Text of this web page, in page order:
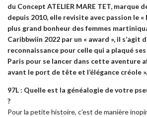
du Concept ATELIER MARE TET, marque
depuis 2010, elle revisite avec passion le
plus grand bonheur des femmes
Caribbwiin 2022 par un « award », il s’agit
reconnaissance pour celle qui a plaqué
Paris pour se lancer dans cette aventure
avant le port de tête et l’élégance créole ».
97L : Quelle est la généalogie de votre
?
Pour la petite histoire, c’est de manière